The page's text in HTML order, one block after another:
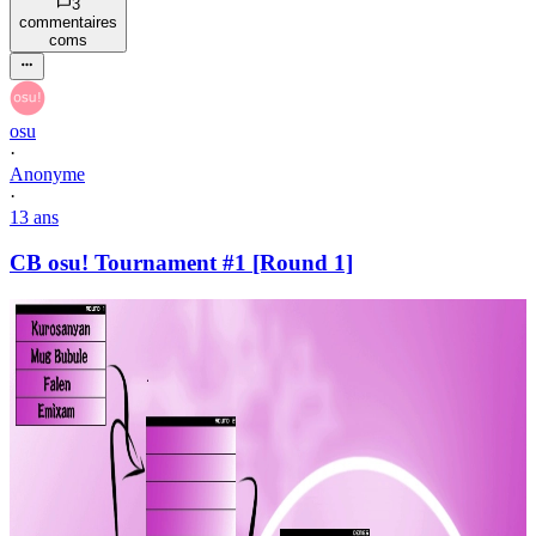
3
commentaires
coms
osu
·
Anonyme
·
13 ans
CB osu! Tournament #1 [Round 1]